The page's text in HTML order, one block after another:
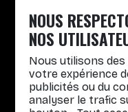
+33 4 30 65
Lun. au Vend.
Infos
NOUS
NOS
Nous utilisons
votre expérience
publicités ou du
analyser le trafic